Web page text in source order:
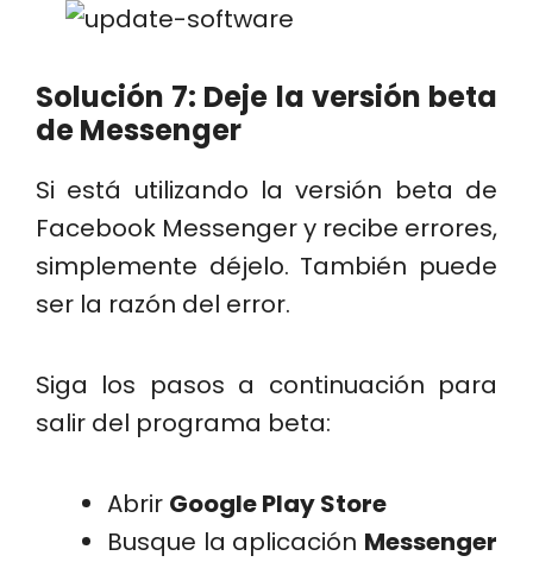
Solución 7: Deje la versión beta
de Messenger
Si está utilizando la versión beta de
Facebook Messenger y recibe errores,
simplemente déjelo. También puede
ser la razón del error.
Siga los pasos a continuación para
salir del programa beta:
Abrir Google Play Store
Busque la aplicación Messenger